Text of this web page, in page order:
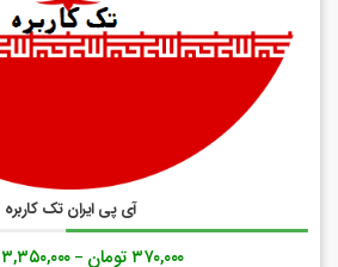
آی پی ایران تک کاربره
۳۷۰,۰۰۰تومان –۳,۳۵۰,۰۰۰